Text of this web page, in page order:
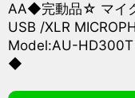
AA◆完動品☆ マイ
USB /XLR
Model:AU-HD300T
◆